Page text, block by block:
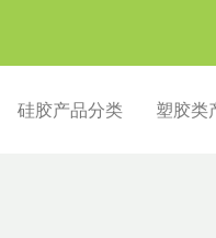
硅胶产品分类 塑胶类